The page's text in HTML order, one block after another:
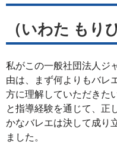
（いわた もり
私がこの一般社団法人ジ
由は、まず何よりもバレ
方に理解していただきた
と指導経験を通じて、正
かなバレエは決して成り
ました。